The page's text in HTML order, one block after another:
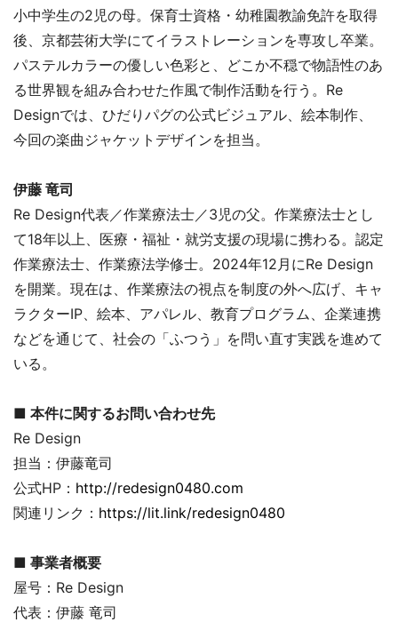
小中学生の2児の母。保育士資格・幼稚園教諭免許を取得
後、京都芸術大学にてイラストレーションを専攻し卒業。
パステルカラーの優しい色彩と、どこか不穏で物語性のあ
る世界観を組み合わせた作風で制作活動を行う。Re
Designでは、ひだりパグの公式ビジュアル、絵本制作、
今回の楽曲ジャケットデザインを担当。
伊藤 竜司
Re Design代表／作業療法士／3児の父。作業療法士とし
て18年以上、医療・福祉・就労支援の現場に携わる。認定
作業療法士、作業療法学修士。2024年12月にRe Design
を開業。現在は、作業療法の視点を制度の外へ広げ、キャ
ラクターIP、絵本、アパレル、教育プログラム、企業連携
などを通じて、社会の「ふつう」を問い直す実践を進めて
いる。
■ 本件に関するお問い合わせ先
Re Design
担当：伊藤竜司
公式HP： http://redesign0480.com
関連リンク： https://lit.link/redesign0480
■ 事業者概要
屋号：Re Design
代表：伊藤 竜司